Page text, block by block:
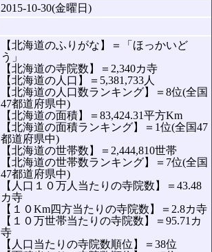
2015-10-30(金曜日)
【北海道のふりがな】＝「ほっかいど
う」
【北海道の寺院数】＝2,340カ寺
【北海道の人口】＝5,381,733人
【北海道の人口数ランキング】＝8位(全国
47都道府県中)
【北海道の面積】＝83,424.31平方Km
【北海道の面積ランキング】＝1位(全国47
都道府県中)
【北海道の世帯数】＝2,444,810世帯
【北海道の世帯数ランキング】＝7位(全国
47都道府県中)
【人口１０万人当たりの寺院数】＝43.48
カ寺
【１０Km四方当たりの寺院数】＝2.8カ寺
【１０万世帯当たりの寺院数】＝95.71カ
寺
【人口当たりの寺院数順位】＝38位